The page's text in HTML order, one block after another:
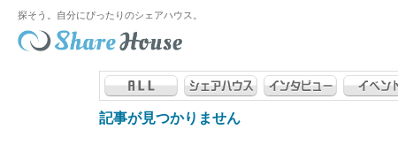
探そう。自分にぴったりのシェアハウス。
記事が見つかりません